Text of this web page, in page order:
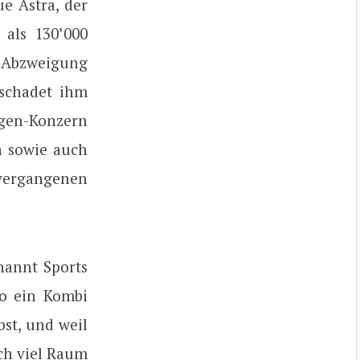
Astra, der
130’000
ihm
Konzern
sowie auch
Sports
ein Kombi
und weil
viel Raum